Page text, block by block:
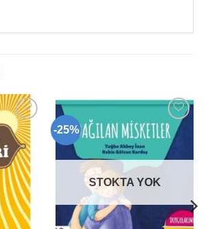
Add to
wishlist
-25%
Add to
wishlist
STOKTA YOK